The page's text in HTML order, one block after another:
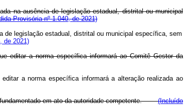
na ausência de legislação estadual, distrital ou municipal
Provisória nº 1.040, de 2021)
de legislação estadual, distrital ou municipal específica, sem
de 2021)
editar a norma específica informará ao Comitê Gestor da
a norma específica informará a alteração realizada ao
fundamentado em ato da autoridade competente.(Incluído